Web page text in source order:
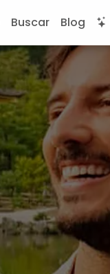
Buscar Blog